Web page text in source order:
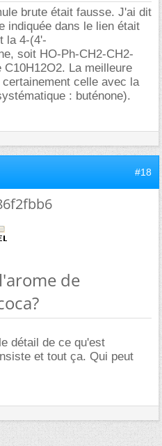
brute était fausse. J'ai dit
indiquée dans le lien était
la 4-(4'-
soit HO-Ph-CH2-CH2-
La meilleure
celle avec la
: buténone).
#18
de
détail de ce qu'est
et tout ça. Qui peut